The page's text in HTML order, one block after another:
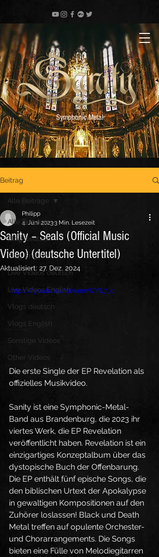
Symphonic Metal
Beitrag
Alle Beiträge
Blog deutsch
Blog English
Live Videos deutsch
Live Videos English
Vlogs deutsch
Vlogs English
Sonstige Videos
Other Videos
Alle Beiträge
Sanity – Seals (Official Music
Video) (deutsche Untertitel)
Philipp
4. Juni 20233 Min. Lesezeit
Aktualisiert: 27. Dez. 2024
https://youtu.be/o1wnmWYL7_c
Die erste Single der EP Revelation als
offizielles Musikvideo.
Sanity ist eine Symphonic-Metal-
Band aus Brandenburg, die 2023 ihr
viertes Werk, die EP Revelation
veröffentlicht haben. Revelation ist ein
einzigartiges Konzeptalbum über das
dystopische Buch der Offenbarung.
Die EP enthält fünf epische Songs, die
den biblischen Urtext der Apokalypse
in gewaltigen Kompositionen auf den
Zuhörer loslassen! Black und Death
Metal treffen auf opulente Orchester-
und Chorarrangements. Die Songs
bieten eine Fülle von Melodiegitarren